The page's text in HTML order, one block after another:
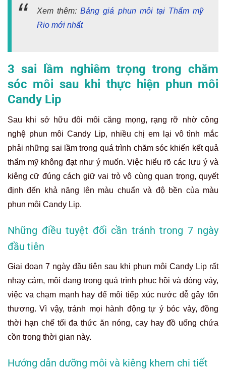
Xem thêm: Bảng giá phun môi tại Thẩm mỹ
Rio mới nhất
3 sai lầm nghiêm trọng trong chăm
sóc môi sau khi thực hiện phun môi
Candy Lip
Sau khi sở hữu đôi môi căng mọng, rạng rỡ nhờ công
nghệ phun môi Candy Lip, nhiều chị em lại vô tình mắc
phải những sai lầm trong quá trình chăm sóc khiến kết quả
thẩm mỹ không đạt như ý muốn. Việc hiểu rõ các lưu ý và
kiêng cữ đúng cách giữ vai trò vô cùng quan trọng, quyết
định đến khả năng lên màu chuẩn và độ bền của màu
phun môi Candy Lip.
Những điều tuyệt đối cần tránh trong 7 ngày
đầu tiên
Giai đoạn 7 ngày đầu tiên sau khi phun môi Candy Lip rất
nhạy cảm, môi đang trong quá trình phục hồi và đóng vảy,
việc va chạm mạnh hay để môi tiếp xúc nước dễ gây tổn
thương. Vì vậy, tránh mọi hành động tự ý bóc vảy, đồng
thời hạn chế tối đa thức ăn nóng, cay hay đồ uống chứa
cồn trong thời gian này.
Hướng dẫn dưỡng môi và kiêng khem chi tiết